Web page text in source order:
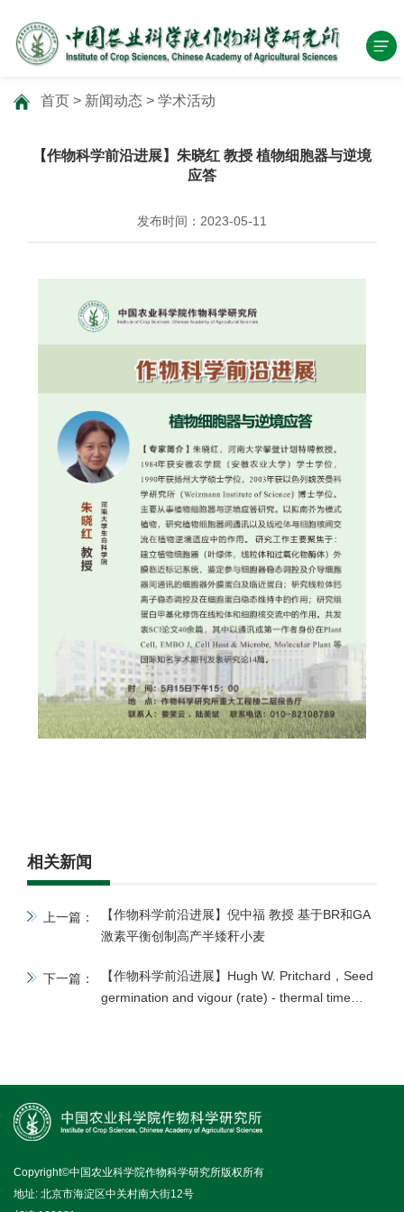
首页 > 新闻动态 > 学术活动
【作物科学前沿进展】朱晓红 教授 植物细胞器与逆境
应答
发布时间：2023-05-11
相关新闻
上一篇：
【作物科学前沿进展】倪中福 教授 基于BR和GA
激素平衡创制高产半矮秆小麦
下一篇：
【作物科学前沿进展】Hugh W. Pritchard，Seed
germination and vigour (rate) - thermal time
Copyright©中国农业科学院作物科学研究所版权所有
地址: 北京市海淀区中关村南大街12号